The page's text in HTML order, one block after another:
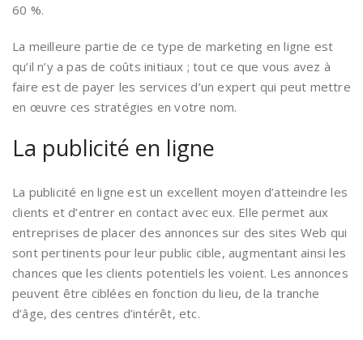
60 %.
La meilleure partie de ce type de marketing en ligne est
qu’il n’y a pas de coûts initiaux ; tout ce que vous avez à
faire est de payer les services d’un expert qui peut mettre
en œuvre ces stratégies en votre nom.
La publicité en ligne
La publicité en ligne est un excellent moyen d’atteindre les
clients et d’entrer en contact avec eux. Elle permet aux
entreprises de placer des annonces sur des sites Web qui
sont pertinents pour leur public cible, augmentant ainsi les
chances que les clients potentiels les voient. Les annonces
peuvent être ciblées en fonction du lieu, de la tranche
d’âge, des centres d’intérêt, etc.